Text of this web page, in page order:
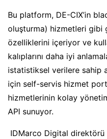
Bu platform, DE-CIX’in
oluşturma) hizmetleri gibi
özelliklerini içeriyor ve
kalıplarını daha iyi
istatistiksel verilere sahip
için self-servis hizmet
hizmetlerinin kolay
API sunuyor.
IDMarco Digital direktörü